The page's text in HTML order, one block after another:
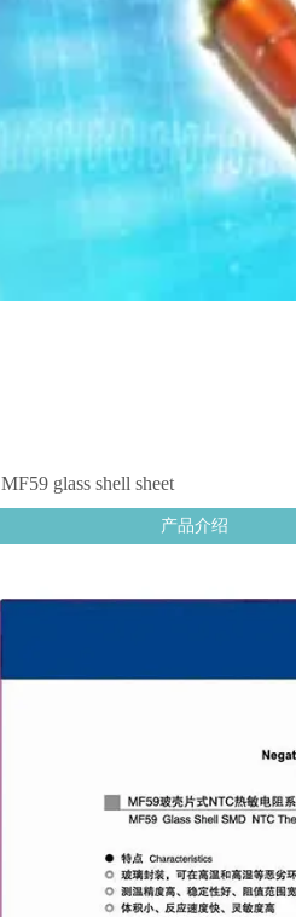
MF59 glass shell sheet
产品介绍